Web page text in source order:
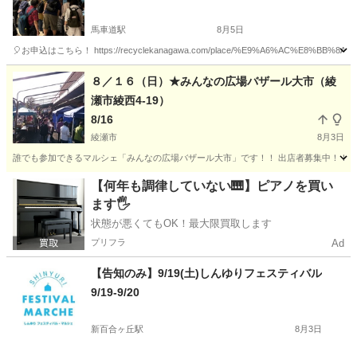
馬車道駅 8月5日
🎈お申込はこちら！ https://recyclekanagawa.com/place/
神奈川 横浜市 馬車道駅 フリーマーケット 会場
８／１６（日）★みんなの広場バザール大市（綾
瀬市綾西4-19）
8/16
綾瀬市 8月3日
誰でも参加できるマルシェ「みんなの広場バザール大市」です！！ 出店者募集中！
神奈川 フリーマーケット キッチンカー
【何年も調律していない🎹】ピアノを買い
ます🖐️
状態が悪くてもOK！最大限買取します
プリフラ Ad
【告知のみ】9/19(土)しんゆりフェスティバル
9/19-9/20
新百合ヶ丘駅 8月3日